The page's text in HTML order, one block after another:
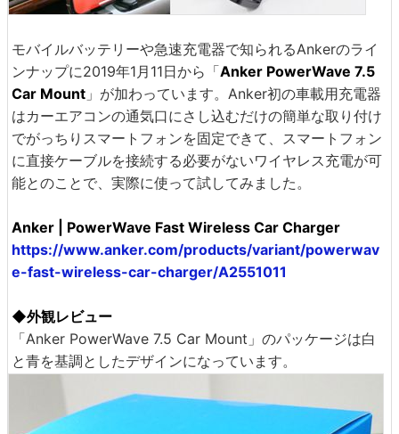
モバイルバッテリーや急速充電器で知られるAnkerのライ
ンナップに2019年1月11日から「Anker PowerWave 7.5
Car Mount 」が加わっています。Anker初の車載用充電器
はカーエアコンの通気口にさし込むだけの簡単な取り付け
でがっちりスマートフォンを固定できて、スマートフォン
に直接ケーブルを接続する必要がないワイヤレス充電が可
能とのことで、実際に使って試してみました。
Anker | PowerWave Fast Wireless Car Charger
https://www.anker.com/products/variant/powerwav
e-fast-wireless-car-charger/A2551011
◆外観レビュー
「Anker PowerWave 7.5 Car Mount」のパッケージは白
と青を基調としたデザインになっています。